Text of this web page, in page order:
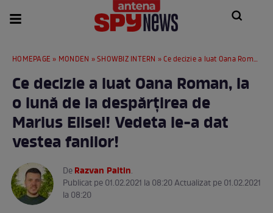
HOMEPAGE » MONDEN »SHOWBIZ INTERN » Ce decizie a luat Oana Roman, la o lună de la despărțirea de Marius Elisei! Vedeta le-a dat vestea fanilor!
Ce decizie a luat Oana Roman, la
o lună de la despărțirea de
Marius Elisei! Vedeta le-a dat
vestea fanilor!
DeRazvan Paltin.
Publicat pe 01.02.2021 la 08:20 Actualizat pe 01.02.2021
la 08:20